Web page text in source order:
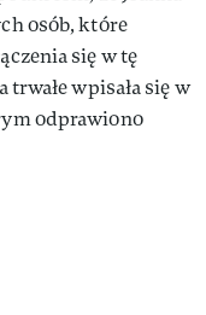
osób, które
się w tę
wpisała się w
odprawiono